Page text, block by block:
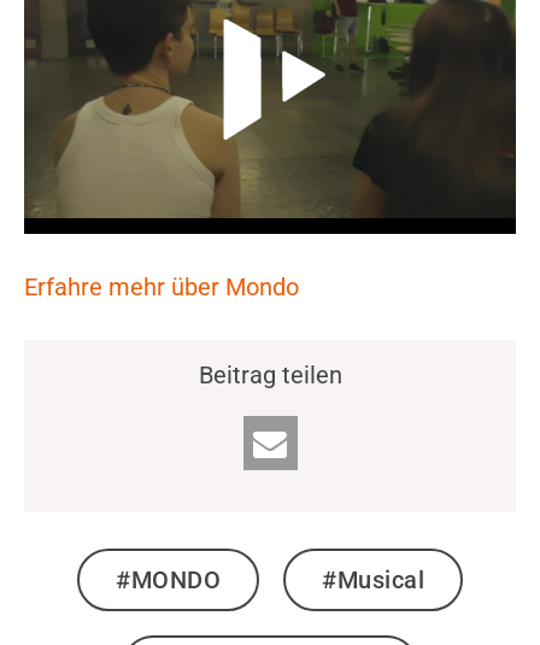
Erfahre mehr über Mondo
Beitrag teilen
#MONDO #Musical